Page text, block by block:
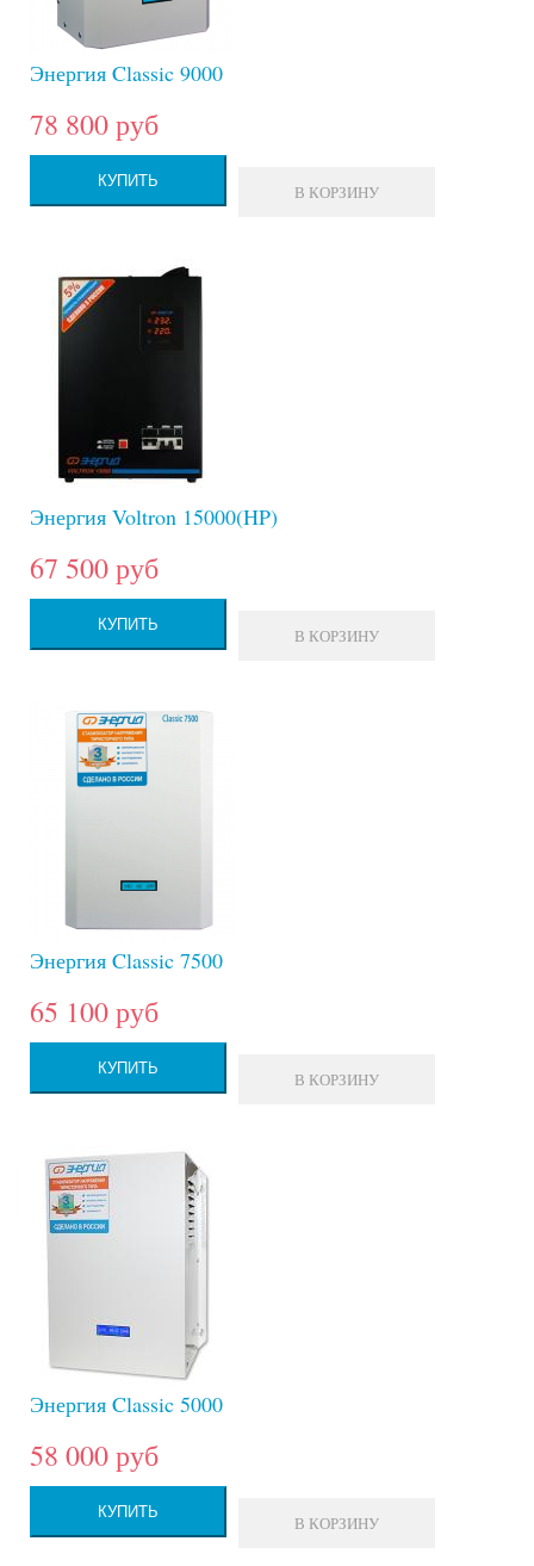
Энергия Classic 9000
78 800 руб
КУПИТЬ
В КОРЗИНУ
Энергия Voltron 15000(HP)
67 500 руб
КУПИТЬ
В КОРЗИНУ
Энергия Classic 7500
65 100 руб
КУПИТЬ
В КОРЗИНУ
Энергия Classic 5000
58 000 руб
КУПИТЬ
В КОРЗИНУ